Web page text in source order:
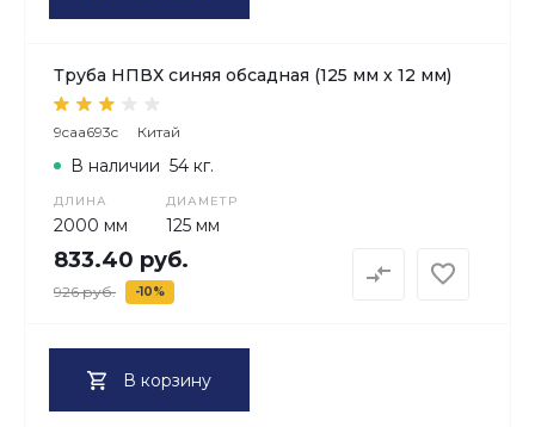
Труба НПВХ синяя обсадная (125 мм х 12 мм)
9caa693c Китай
ДЛИНА
2000 мм
ДИАМЕТР
125 мм
В наличии 54 кг.
833.40 руб.
926 руб. -10%
В корзину